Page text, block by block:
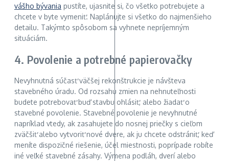
vášho bývania pustíte, ujasnite si, čo všetko potrebujete a
chcete v byte vymeniť. Naplánujte si všetko do najmenšieho
detailu. Takýmto spôsobom sa vyhnete nepríjemným
situáciám.
4. Povolenie a potrebné papierovačky
Nevyhnutná súčasť väčšej rekonštrukcie je návšteva
stavebného úradu. Od rozsahu zmien na nehnuteľnosti
budete potrebovať buď stavbu ohlásiť, alebo žiadať o
stavebné povolenie. Stavebné povolenie je nevyhnutné
napríklad vtedy, ak zasahujete do nosnej priečky s cieľom
zväčšiť alebo vytvoriť nové dvere, ak ju chcete odstrániť, keď
meníte dispozičné riešenie, účel miestnosti, poprípade robíte
iné veľké stavebné zásahy. Výmena podláh, dverí alebo